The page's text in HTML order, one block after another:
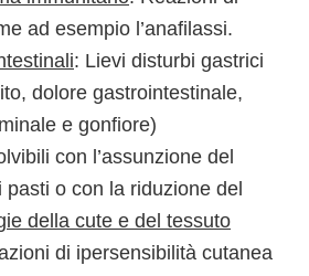
ad esempio l’anafilassi.
: Lievi disturbi gastrici
dolore gastrointestinale,
e gonfiore)
con l’assunzione del
o con la riduzione del
della cute e del tessuto
di ipersensibilità cutanea